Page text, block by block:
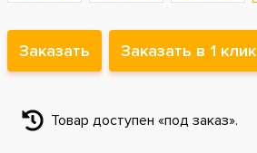
Заказать Заказать в 1 клик
Товар доступен «под заказ».